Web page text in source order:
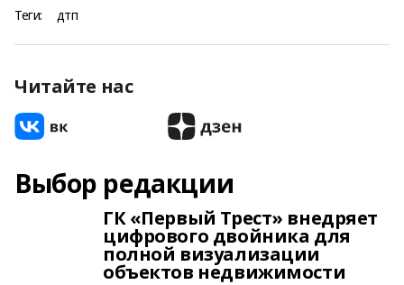
Теги: дтп
Читайте нас
Выбор редакции
ГК «Первый Трест» внедряет
цифрового двойника для
полной визуализации
объектов недвижимости